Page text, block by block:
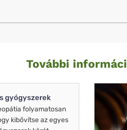
További
gyógyszerek
folyamatosan
kibővítse az egyes